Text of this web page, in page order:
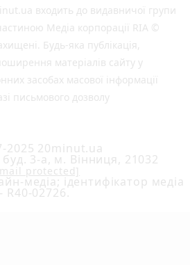
входить до видавничої групи
Медіа корпорації RIA ©
Будь-яка публiкацiя,
матеріалів сайту у
засобах масової інформації
письмового дозволу
2025 20minut.ua
3-а, м. Вінниця, 21032
protected]
медіа; ідентифікатор медіа
- R40-02726.